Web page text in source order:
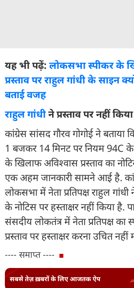
यह भी पढ़ें: लोकसभा स्पीकर के
प्रस्ताव पर राहुल गांधी के साइन
बताई वजह
राहुल गांधीने प्रस्ताव पर नहीं किया
कांग्रेस सांसद गौरव गोगोई ने बताया
1 बजकर 14 मिनट पर नियम 94C
के खिलाफ अविश्वास प्रस्ताव का
एक अहम जानकारी सामने आई है.
लोकसभा में नेता प्रतिपक्ष राहुल
के नोटिस पर हस्ताक्षर नहीं किया है.
संसदीय लोकतंत्र में नेता प्रतिपक्ष का
प्रस्ताव पर हस्ताक्षर करना उचित नहीं
---- समाप्त ----
सबसे तेज़ ख़बरों के लिए आजतक ऐप